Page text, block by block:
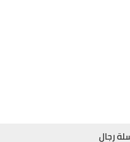
رجال